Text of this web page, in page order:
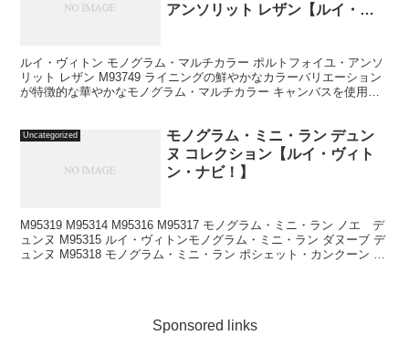
アンソリット レザン【ルイ・ヴ
ルイ・ヴィトン モノグラム・マルチカラー ポルトフォイユ・アンソ
リット レザン M93749 ライニングの鮮やかなカラーバリエーション
が特徴的な華やかなモノグラム・マルチカラー キャンバスを使用し
Uncategorized
モノグラム・ミニ・ラン デュン
ヌ コレクション【ルイ・ヴィト
ン・ナビ！】
M95319 M95314 M95316 M95317 モノグラム・ミニ・ラン ノエ デ
ュンヌ M95315 ルイ・ヴィトンモノグラム・ミニ・ラン ダヌーブ デ
ュンヌ M95318 モノグラム・ミニ・ラン ポシェット・カンクーン デ
Sponsored links